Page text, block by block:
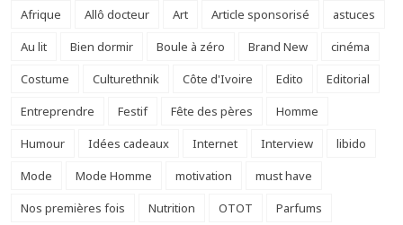
Afrique Allô docteur Art Article sponsorisé
astuces
Au lit
Bien dormir Boule à zéro Brand New
cinéma
Costume
Culturethnik Côte d'Ivoire Edito
Editorial
Entreprendre
Festif Fête des pères
Homme
Humour
Idées cadeaux Internet Interview
libido
Mode
Mode Homme motivation
must have
Nos premières fois
Nutrition OTOT
Parfums